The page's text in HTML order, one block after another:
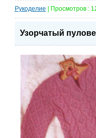
Рукоделие | Просмотров :
Узорчатый